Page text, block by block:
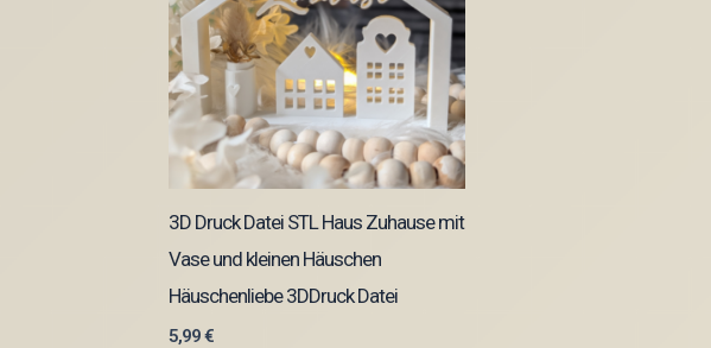
3D Druck Datei STL Haus Zuhause mit
Vase und kleinen Häuschen
Häuschenliebe 3DDruck Datei
5,99€